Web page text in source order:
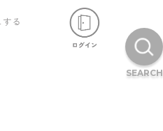
る
SEARCH